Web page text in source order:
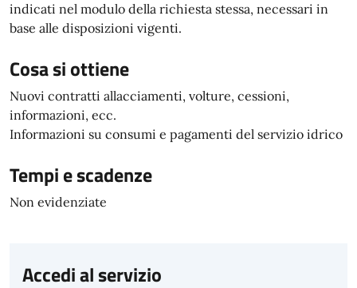
indicati nel modulo della richiesta stessa, necessari in
base alle disposizioni vigenti.
Cosa si ottiene
Nuovi contratti allacciamenti, volture, cessioni,
informazioni, ecc.
Informazioni su consumi e pagamenti del servizio idrico
Tempi e scadenze
Non evidenziate
Accedi al servizio